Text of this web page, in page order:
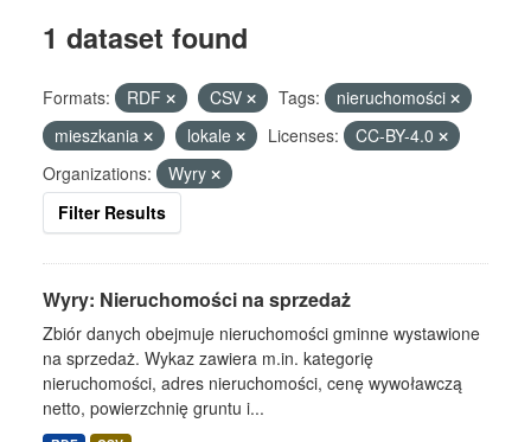
1 dataset found
Formats: RDF CSV Tags:
nieruchomości
mieszkania
lokale Licenses:
CC-BY-4.0
Organizations:
Wyry
Filter Results
Wyry: Nieruchomości na sprzedaż
Zbiór danych obejmuje nieruchomości gminne wystawione
na sprzedaż. Wykaz zawiera m.in. kategorię
nieruchomości, adres nieruchomości, cenę wywoławczą
netto, powierzchnię gruntu i...